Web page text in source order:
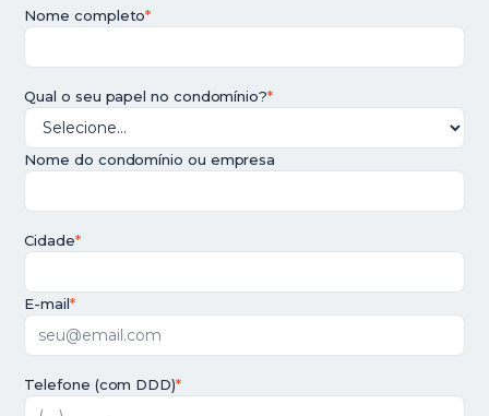
Nome completo*
Qual o seu papel no condomínio?*
Nome do condomínio ou empresa
Cidade*
E-mail*
Telefone (com DDD)*